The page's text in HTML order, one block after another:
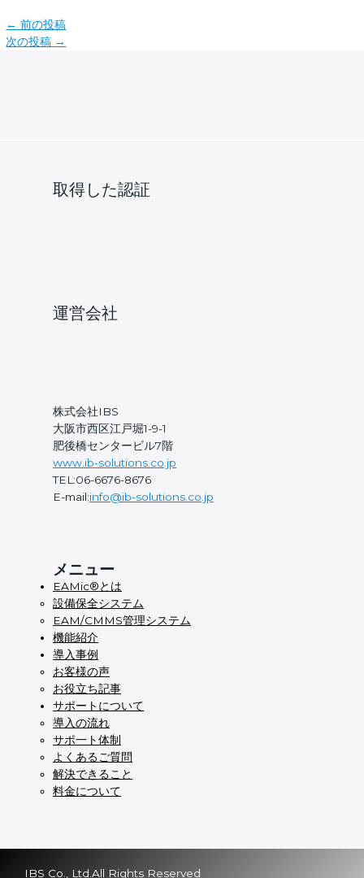
← 前の投稿
次の投稿 →
取得した認証
運営会社
株式会社IBS
大阪市西区江戸堀1-9-1
肥後橋センタービル7階
www.ib-solutions.co.jp
TEL:06-6676-8676
E-mail:info@ib-solutions.co.jp
メニュー
EAMic®とは
設備保全システム
EAM/CMMS管理システム
機能紹介
導入事例
お客様の声
お役立ち記事
サポートについて
導入の流れ
サポ一ト体制
よくあるご質問
解決できること
料金について
IBS Co., Ltd.All Rights Reserved